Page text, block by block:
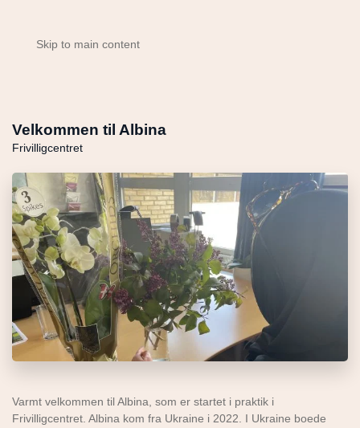
Skip to main content
Velkommen til Albina
Frivilligcentret
Varmt velkommen til Albina, som er startet i praktik i
Frivilligcentret. Albina kom fra Ukraine i 2022. I Ukraine boede